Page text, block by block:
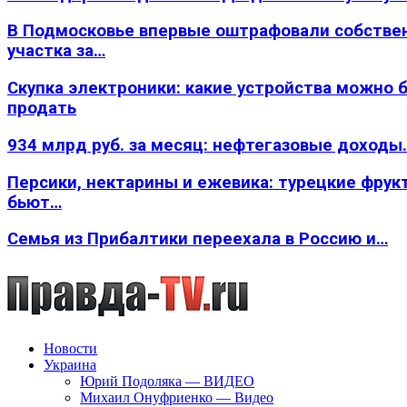
В Подмосковье впервые оштрафовали
участка за…
Скупка электроники: какие устройства можно
продать
934 млрд руб. за месяц: нефтегазовые
Персики, нектарины и ежевика: турецкие
бьют…
Семья из Прибалтики переехала в Россию и…
Новости
Украина
Юрий Подоляка — ВИДЕО
Михаил Онуфриенко — Видео